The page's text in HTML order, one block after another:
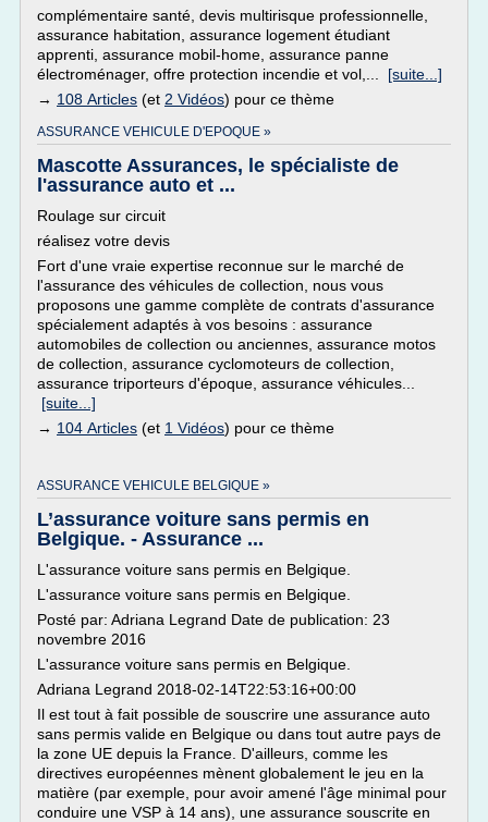
complémentaire santé, devis multirisque professionnelle,
assurance habitation, assurance logement étudiant
apprenti, assurance mobil-home, assurance panne
électroménager, offre protection incendie et vol,... [suite...]
→ 108 Articles (et 2 Vidéos) pour ce thème
ASSURANCE VEHICULE D'EPOQUE »
Mascotte Assurances, le spécialiste de
l'assurance auto et ...
Roulage sur circuit
réalisez votre devis
Fort d'une vraie expertise reconnue sur le marché de
l'assurance des véhicules de collection, nous vous
proposons une gamme complète de contrats d'assurance
spécialement adaptés à vos besoins : assurance
automobiles de collection ou anciennes, assurance motos
de collection, assurance cyclomoteurs de collection,
assurance triporteurs d'époque, assurance véhicules...
[suite...]
→ 104 Articles (et 1 Vidéos) pour ce thème
ASSURANCE VEHICULE BELGIQUE »
L’assurance voiture sans permis en
Belgique. - Assurance ...
L'assurance voiture sans permis en Belgique.
L'assurance voiture sans permis en Belgique.
Posté par: Adriana Legrand Date de publication: 23
novembre 2016
L'assurance voiture sans permis en Belgique.
Adriana Legrand 2018-02-14T22:53:16+00:00
Il est tout à fait possible de souscrire une assurance auto
sans permis valide en Belgique ou dans tout autre pays de
la zone UE depuis la France. D'ailleurs, comme les
directives européennes mènent globalement le jeu en la
matière (par exemple, pour avoir amené l'âge minimal pour
conduire une VSP à 14 ans), une assurance souscrite en